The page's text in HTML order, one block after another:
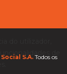
S.A. Todos os
de